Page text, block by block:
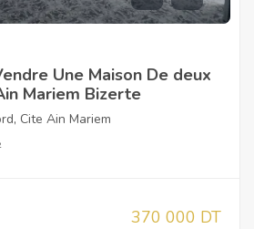
Une Maison De deux
Mariem Bizerte
, Cite Ain Mariem
370 000 DT